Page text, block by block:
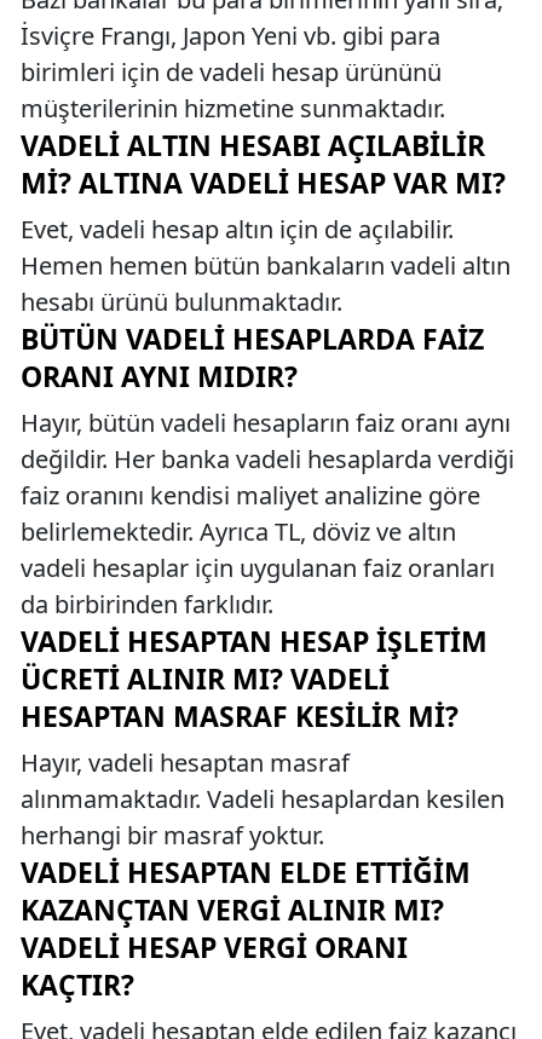
İsviçre Frangı, Japon Yeni vb. gibi para
birimleri için de vadeli hesap ürününü
müşterilerinin hizmetine sunmaktadır.
VADELI ALTIN HESABI AÇILABILIR
MI? ALTINA VADELI HESAP VAR MI?
Evet, vadeli hesap altın için de açılabilir.
Hemen hemen bütün bankaların vadeli altın
hesabı ürünü bulunmaktadır.
BÜTÜN VADELI HESAPLARDA FAIZ
ORANI AYNI MIDIR?
Hayır, bütün vadeli hesapların faiz oranı aynı
değildir. Her banka vadeli hesaplarda verdiği
faiz oranını kendisi maliyet analizine göre
belirlemektedir. Ayrıca TL, döviz ve altın
vadeli hesaplar için uygulanan faiz oranları
da birbirinden farklıdır.
VADELI HESAPTAN HESAP İŞLETIM
ÜCRETI ALINIR MI? VADELI
HESAPTAN MASRAF KESILIR MI?
Hayır, vadeli hesaptan masraf
alınmamaktadır. Vadeli hesaplardan kesilen
herhangi bir masraf yoktur.
VADELI HESAPTAN ELDE ETTIĞIM
KAZANÇTAN VERGI ALINIR MI?
VADELI HESAP VERGI ORANI
KAÇTIR?
Evet, vadeli hesaptan elde edilen faiz kazancı